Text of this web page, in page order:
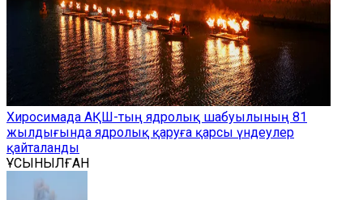
Хиросимада АҚШ-тың ядролық шабуылының 81
жылдығында ядролық қаруға қарсы үндеулер
қайталанды
ҰСЫНЫЛҒАН